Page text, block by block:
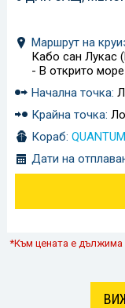
Маршрут на
Кабо сан Лукас
- В открито
Начална точка:
Крайна точка:
Кораб:
Дати на
*Към цената е дължима